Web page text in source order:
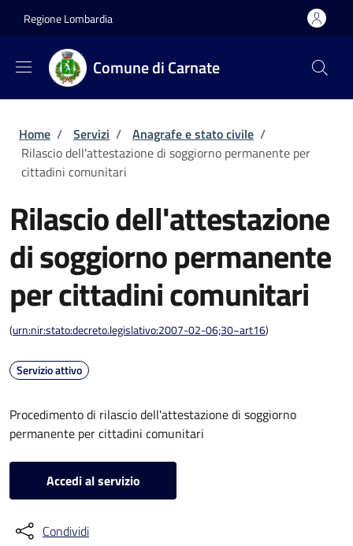
Regione Lombardia
Comune di Carnate
Briciole di pane
Home / Servizi / Anagrafe e stato civile /
Rilascio dell'attestazione di soggiorno permanente per
cittadini comunitari
Rilascio dell'attestazione
di soggiorno permanente
per cittadini comunitari
(urn:nir:stato:decreto.legislativo:2007-02-06;30~art16)
Servizio attivo
Procedimento di rilascio dell'attestazione di soggiorno
permanente per cittadini comunitari
Accedi al servizio
Condividi